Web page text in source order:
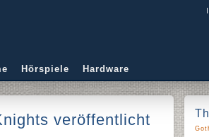
Hörspiele Hardware
veröffentlicht